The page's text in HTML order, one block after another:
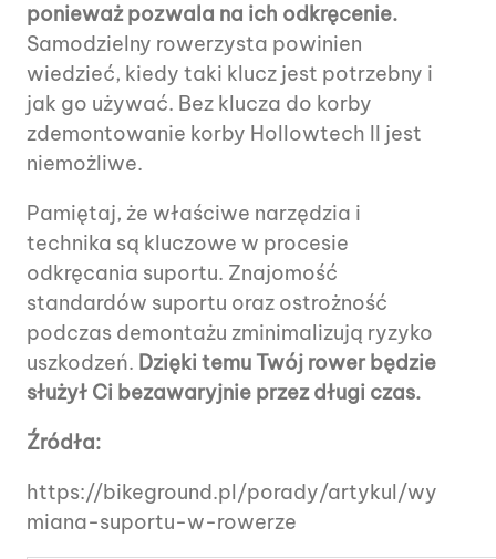
ponieważ pozwala na ich odkręcenie.
Samodzielny rowerzysta powinien
wiedzieć, kiedy taki klucz jest potrzebny i
jak go używać. Bez klucza do korby
zdemontowanie korby Hollowtech II jest
niemożliwe.
Pamiętaj, że właściwe narzędzia i
technika są kluczowe w procesie
odkręcania suportu. Znajomość
standardów suportu oraz ostrożność
podczas demontażu zminimalizują ryzyko
uszkodzeń. Dzięki temu Twój rower będzie
służył Ci bezawaryjnie przez długi czas.
Źródła:
https://bikeground.pl/porady/artykul/wy
miana-suportu-w-rowerze